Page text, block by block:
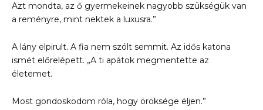
Azt mondta, az ő gyermekeinek nagyobb szükségük van
a reményre, mint nektek a luxusra.”
A lány elpirult. A fia nem szólt semmit. Az idős katona
ismét előrelépett. „A ti apátok megmentette az
életemet.
Most gondoskodom róla, hogy öröksége éljen.”